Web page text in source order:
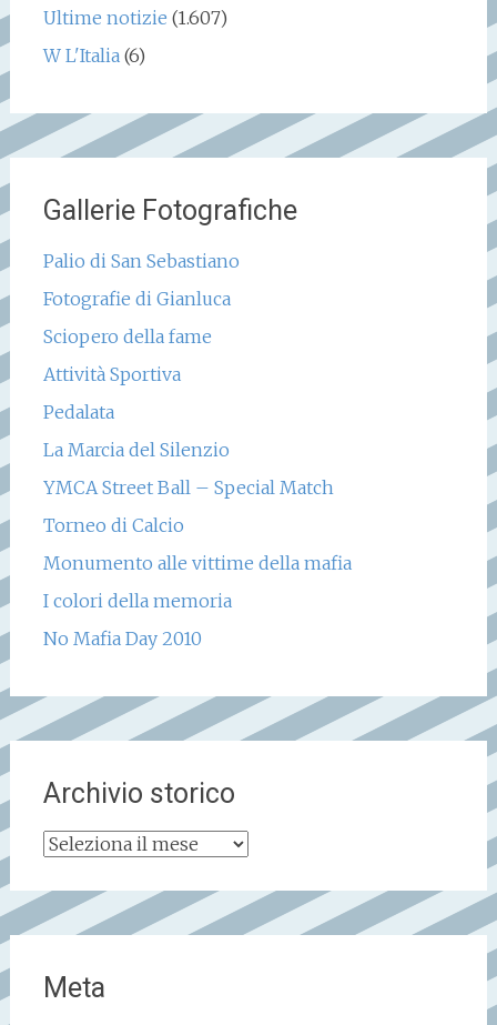
Ultime notizie (1.607)
W L'Italia (6)
Gallerie Fotografiche
Palio di San Sebastiano
Fotografie di Gianluca
Sciopero della fame
Attività Sportiva
Pedalata
La Marcia del Silenzio
YMCA Street Ball – Special Match
Torneo di Calcio
Monumento alle vittime della mafia
I colori della memoria
No Mafia Day 2010
Archivio storico
Archivio
Meta